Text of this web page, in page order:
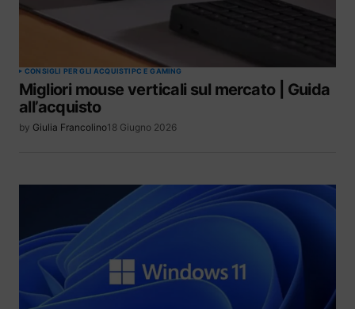
CONSIGLI PER GLI ACQUISTI PC E GAMING
Migliori mouse verticali sul mercato | Guida
all’acquisto
by Giulia Francolino18 Giugno 2026